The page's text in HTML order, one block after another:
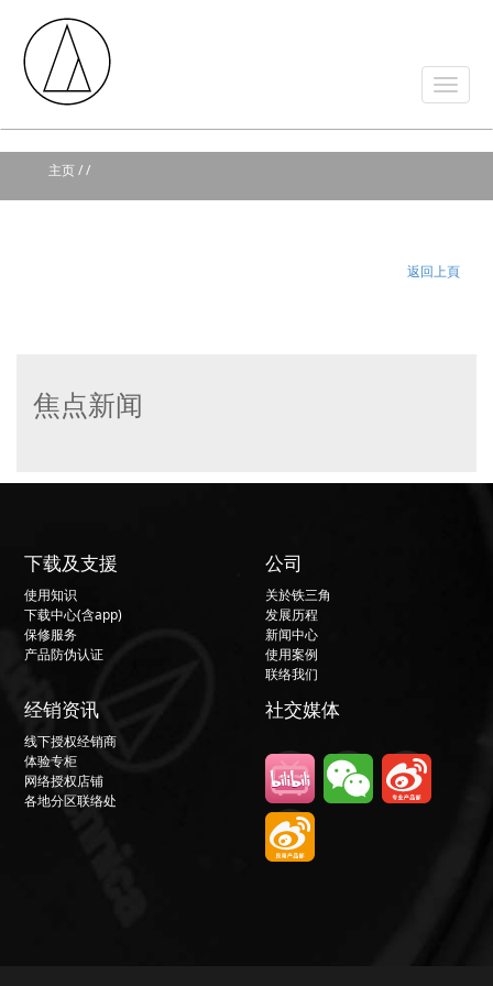
主页//
返回上頁
焦点新闻
下载及支援
使用知识
下载中心(含app)
保修服务
产品防伪认证
公司
关於铁三角
发展历程
新闻中心
使用案例
联络我们
经销资讯
线下授权经销商
体验专柜
网络授权店铺
各地分区联络处
社交媒体